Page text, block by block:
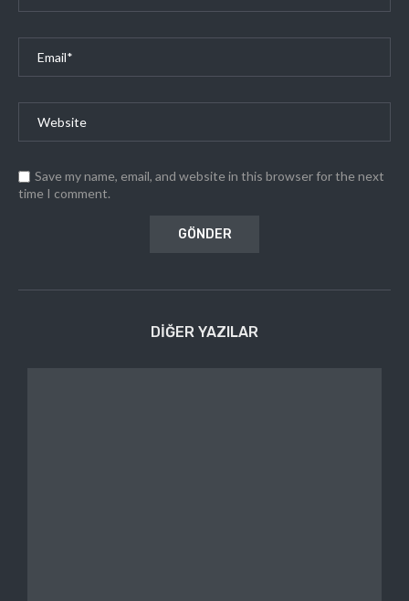
Save my name, email, and website in this browser for the next
time I comment.
DIĞER YAZILAR